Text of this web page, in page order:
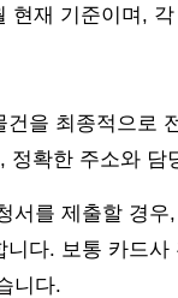
현재 기준이며,
을 최종적으로
정확한 주소와
서를 제출할 경
다. 보통 카드사
니다.